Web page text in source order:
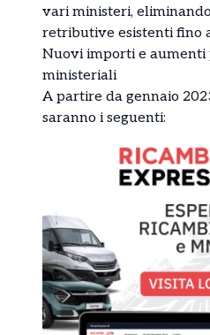
vari ministeri,
retributive esistenti fino
Nuovi importi e
ministeriali
A partire da gennaio
saranno i seguenti: